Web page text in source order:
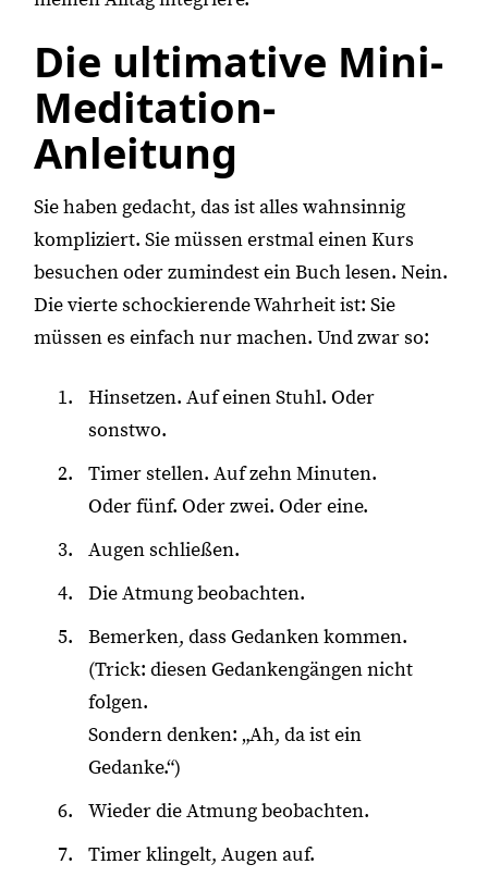
Die ultimative Mini-
Meditation-
Anleitung
Sie haben gedacht, das ist alles wahnsinnig
kompliziert. Sie müssen erstmal einen Kurs
besuchen oder zumindest ein Buch lesen. Nein.
Die vierte schockierende Wahrheit ist: Sie
müssen es einfach nur machen. Und zwar so:
Hinsetzen. Auf einen Stuhl. Oder
sonstwo.
Timer stellen. Auf zehn Minuten.
Oder fünf. Oder zwei. Oder eine.
Augen schließen.
Die Atmung beobachten.
Bemerken, dass Gedanken kommen.
(Trick: diesen Gedankengängen nicht
folgen.
Sondern denken: „Ah, da ist ein
Gedanke.“)
Wieder die Atmung beobachten.
Timer klingelt, Augen auf.